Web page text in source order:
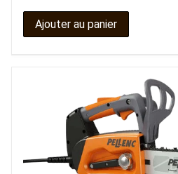
Ajouter au panier